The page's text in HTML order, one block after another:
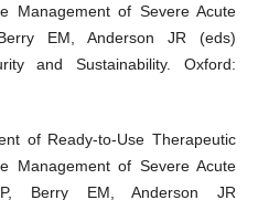
Management of Severe Acute
EM, Anderson JR (eds)
and Sustainability. Oxford:
of Ready-to-Use Therapeutic
Management of Severe Acute
Berry EM, Anderson JR